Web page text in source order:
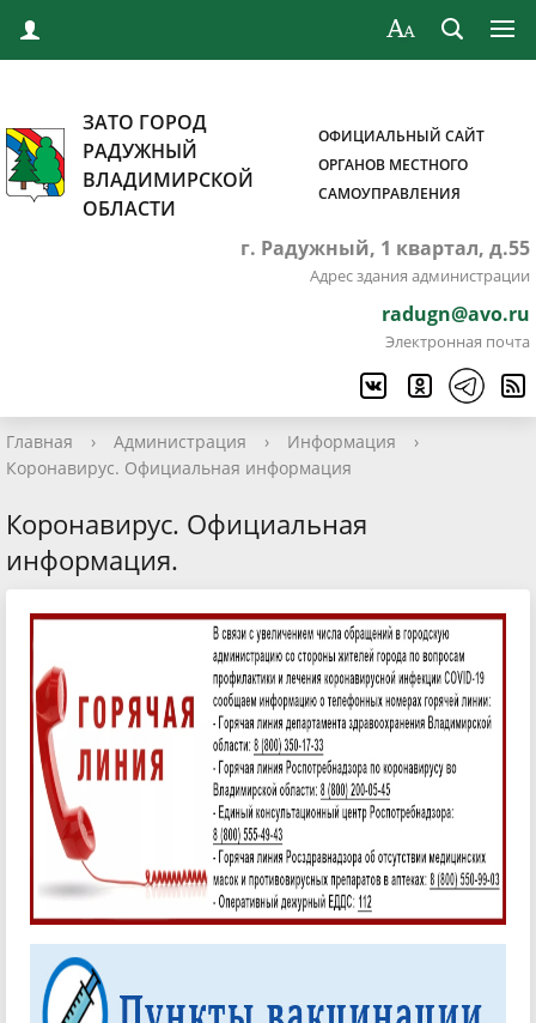
ЗАТО ГОРОД
РАДУЖНЫЙ
ВЛАДИМИРСКОЙ
ОБЛАСТИ
ОФИЦИАЛЬНЫЙ САЙТ
ОРГАНОВ МЕСТНОГО
САМОУПРАВЛЕНИЯ
г. Радужный, 1 квартал, д.55
Адрес здания администрации
radugn@avo.ru
Электронная почта
Главная › Администрация › Информация
›
Коронавирус. Официальная информация
Коронавирус. Официальная
информация.